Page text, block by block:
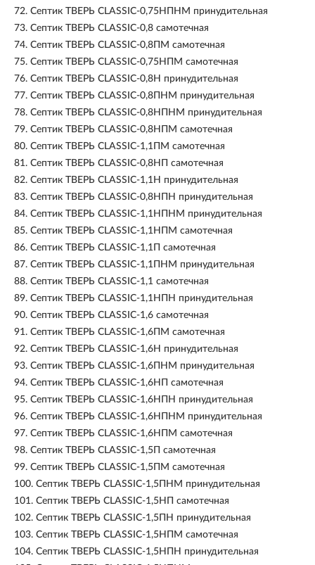
72. Септик ТВЕРЬ CLASSIC-0,75НПНМ принудительная
73. Септик ТВЕРЬ CLASSIC-0,8 самотечная
74. Септик ТВЕРЬ CLASSIC-0,8ПМ самотечная
75. Септик ТВЕРЬ CLASSIC-0,75НПМ самотечная
76. Септик ТВЕРЬ CLASSIC-0,8Н принудительная
77. Септик ТВЕРЬ CLASSIC-0,8ПНМ принудительная
78. Септик ТВЕРЬ CLASSIC-0,8НПНМ принудительная
79. Септик ТВЕРЬ CLASSIC-0,8НПМ самотечная
80. Септик ТВЕРЬ CLASSIC-1,1ПМ самотечная
81. Септик ТВЕРЬ CLASSIC-0,8НП самотечная
82. Септик ТВЕРЬ CLASSIC-1,1Н принудительная
83. Септик ТВЕРЬ CLASSIC-0,8НПН принудительная
84. Септик ТВЕРЬ CLASSIC-1,1НПНМ принудительная
85. Септик ТВЕРЬ CLASSIC-1,1НПМ самотечная
86. Септик ТВЕРЬ CLASSIC-1,1П самотечная
87. Септик ТВЕРЬ CLASSIC-1,1ПНМ принудительная
88. Септик ТВЕРЬ CLASSIC-1,1 самотечная
89. Септик ТВЕРЬ CLASSIC-1,1НПН принудительная
90. Септик ТВЕРЬ CLASSIC-1,6 самотечная
91. Септик ТВЕРЬ CLASSIC-1,6ПМ самотечная
92. Септик ТВЕРЬ CLASSIC-1,6Н принудительная
93. Септик ТВЕРЬ CLASSIC-1,6ПНМ принудительная
94. Септик ТВЕРЬ CLASSIC-1,6НП самотечная
95. Септик ТВЕРЬ CLASSIC-1,6НПН принудительная
96. Септик ТВЕРЬ CLASSIC-1,6НПНМ принудительная
97. Септик ТВЕРЬ CLASSIC-1,6НПМ самотечная
98. Септик ТВЕРЬ CLASSIC-1,5П самотечная
99. Септик ТВЕРЬ CLASSIC-1,5ПМ самотечная
100. Септик ТВЕРЬ CLASSIC-1,5ПНМ принудительная
101. Септик ТВЕРЬ CLASSIC-1,5НП самотечная
102. Септик ТВЕРЬ CLASSIC-1,5ПН принудительная
103. Септик ТВЕРЬ CLASSIC-1,5НПМ самотечная
104. Септик ТВЕРЬ CLASSIC-1,5НПН принудительная